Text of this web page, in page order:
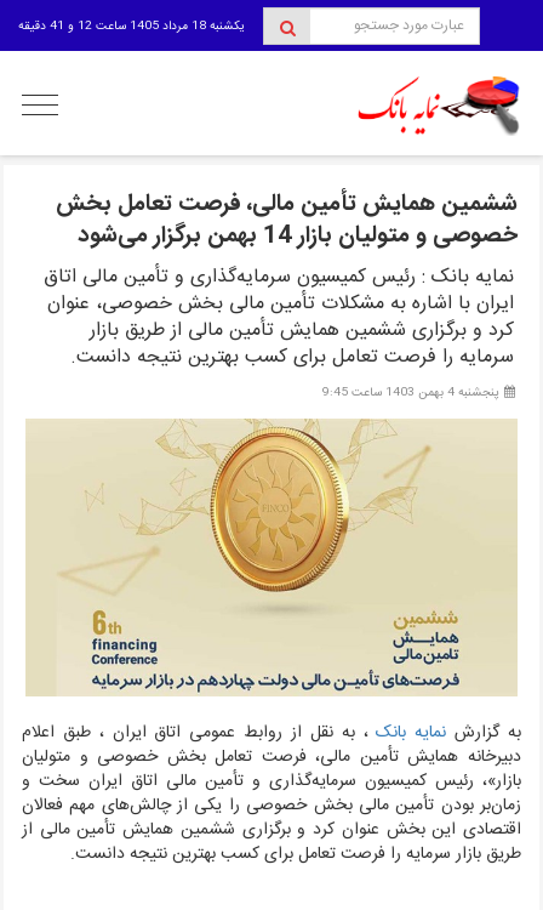
یکشنبه 18 مرداد 1405 ساعت 12 و 41 دقیقه
منوی
ششمین همایش تأمین مالی، فرصت تعامل بخش
خصوصی و متولیان بازار 14 بهمن برگزار می‌شود
نمایه بانک : رئیس کمیسیون سرمایه‌گذاری و تأمین مالی اتاق
ایران با اشاره به مشکلات تأمین مالی بخش خصوصی، عنوان
کرد و برگزاری ششمین همایش تأمین مالی از طریق بازار
سرمایه را فرصت تعامل برای کسب بهترین نتیجه دانست.
پنجشنبه 4 بهمن 1403 ساعت 9:45
به گزارشنمایه بانک، به نقل از روابط عمومی اتاق ایران ،طبق اعلام
دبیرخانه همایش تأمین مالی، فرصت تعامل بخش خصوصی و متولیان
بازار»، رئیس کمیسیون سرمایه‌گذاری و تأمین مالی اتاق ایران سخت و
زمان‌بر بودن تأمین مالی بخش خصوصی را یکی از چالش‌های مهم فعالان
اقتصادی این بخش عنوان کرد و برگزاری ششمین همایش تأمین مالی از
طریق بازار سرمایه را فرصت تعامل برای کسب بهترین نتیجه دانست.